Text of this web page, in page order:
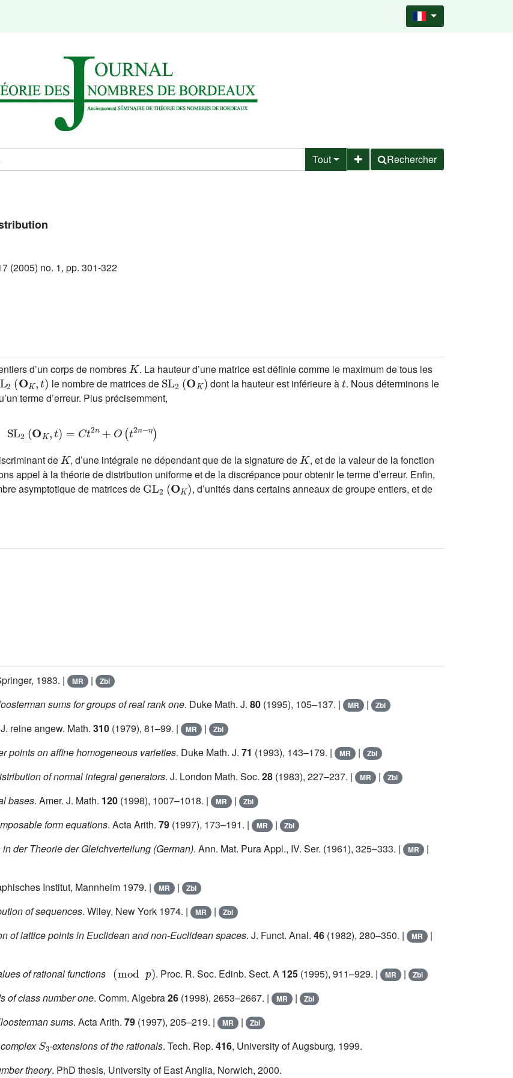
Tout Rechercher
(2005) no. 1, pp. 301-322
d’un corps de nombres
K
. La hauteur d’une matrice est définie comme le maximum de tous les
2(OK t)
le nombre de matrices de
SL2(OK)
dont la hauteur est inférieure à
t
. Nous déterminons le
terme d’erreur. Plus précisemment,
SL2( K,t Ct2n+ O (t2n-η)
de , d’une intégrale ne dépendant que de la signature de
, et de la valeur de la fonction
appel à la théorie de distribution uniforme et de la discrépance pour obtenir le terme d’erreur. Enfin,
asymptotique de matrices de
GL2(OK)
, d’unités dans certains anneaux de groupe entiers, et de
1983. | MR | Zbl
sums for groups of real rank one. Duke Math. J. 80 (1995), 105–137. | MR | Zbl
reine angew. Math. 310 (1979), 81–99. | MR | Zbl
points on affine homogeneous varieties. Duke Math. J. 71 (1993), 143–179. | MR | Zbl
of normal integral generators. J. London Math. Soc. 28 (1983), 227–237. | MR | Zbl
bases. Amer. J. Math. 120 (1998), 1007–1018. | MR | Zbl
form equations. Acta Arith. 79 (1997), 173–191. | MR | Zbl
der Theorie der Gleichverteilung (German). Ann. Mat. Pura Appl., IV. Ser. (1961), 325–333. | MR |
Institut, Mannheim 1979. | MR | Zbl
of sequences. Wiley, New York 1974. | MR | Zbl
of lattice points in Euclidean and non-Euclidean spaces. J. Funct. Anal. 46 (1982), 280–350. | MR |
of rational functions
mod p
. Proc. R. Soc. Edinb. Sect. A 125 (1995), 911–929. | MR | Zbl
of class number one. Comm. Algebra26 (1998), 2653–2667. | MR | Zbl
sums. Acta Arith. 79 (1997), 205–219. | MR | Zbl
S
-extensions of the rationals. Tech. Rep.416, University of Augsburg, 1999.
theory. PhD thesis, University of East Anglia, Norwich, 2000.